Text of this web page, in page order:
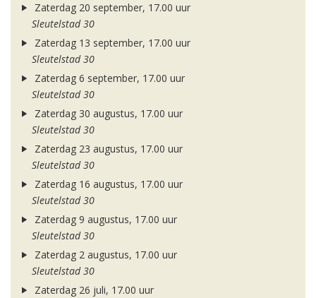
Zaterdag 20 september, 17.00 uur
Sleutelstad 30
Zaterdag 13 september, 17.00 uur
Sleutelstad 30
Zaterdag 6 september, 17.00 uur
Sleutelstad 30
Zaterdag 30 augustus, 17.00 uur
Sleutelstad 30
Zaterdag 23 augustus, 17.00 uur
Sleutelstad 30
Zaterdag 16 augustus, 17.00 uur
Sleutelstad 30
Zaterdag 9 augustus, 17.00 uur
Sleutelstad 30
Zaterdag 2 augustus, 17.00 uur
Sleutelstad 30
Zaterdag 26 juli, 17.00 uur